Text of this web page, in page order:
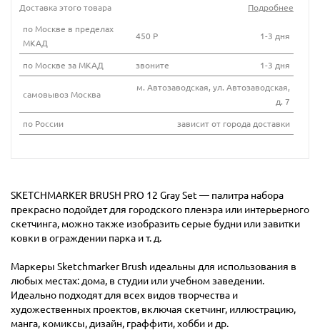
Доставка этого товара
Подробнее
по Москве в пределах
МКАД
450 Р 1-3 дня
по Москве за МКАД звоните 1-3 дня
самовывоз Москва
м. Автозаводская, ул. Автозаводская,
д. 7
по России
зависит от города доставки
SKETCHMARKER BRUSH PRO 12 Gray Set — палитра набора
прекрасно подойдет для городского пленэра или интерьерного
скетчинга, можно также изобразить серые будни или завитки
ковки в ограждении парка и т. д.
Маркеры Sketchmarker Brush идеальны для использования в
любых местах: дома, в студии или учебном заведении.
Идеально подходят для всех видов творчества и
художественных проектов, включая скетчинг, иллюстрацию,
манга, комиксы, дизайн, граффити, хобби и др.